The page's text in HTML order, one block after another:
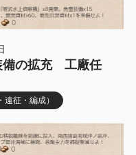
備の拡充 工廠任
征・編成）